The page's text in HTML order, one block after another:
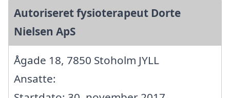
Autoriseret fysioterapeut Dorte
Nielsen ApS
Ågade 18, 7850 Stoholm JYLL
Ansatte: